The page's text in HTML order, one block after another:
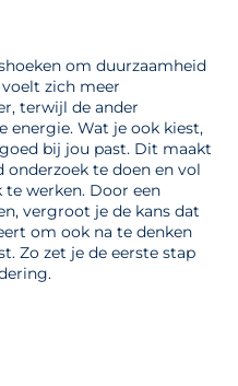
om duurzaamheid
zich meer
terwijl de ander
energie. Wat je ook kiest,
bij jou past. Dit maakt
te doen en vol
werken. Door een
vergroot je de kans dat
om ook na te denken
Zo zet je de eerste stap